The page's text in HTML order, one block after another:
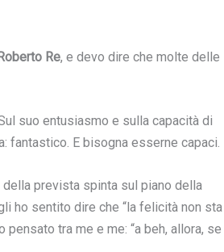
Re, e devo dire che molte delle
suo entusiasmo e sulla capacità di
fantastico. E bisogna esserne capaci.
prevista spinta sul piano della
ho sentito dire che “la felicità non sta
pensato tra me e me: “a beh, allora, se